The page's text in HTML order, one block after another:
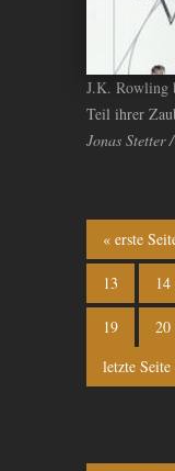
J.K. Rowling
Teil ihrer
Jonas Stetter
Seiten
« erste
13 14
19 20
letzte Seite